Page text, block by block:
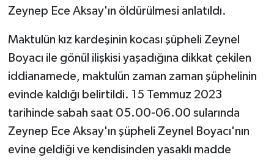
Zeynep Ece Aksay'ın öldürülmesi anlatıldı.
Maktulün kız kardeşinin kocası şüpheli Zeynel
Boyacı ile gönül ilişkisi yaşadığına dikkat çekilen
iddianamede, maktulün zaman zaman şüphelinin
evinde kaldığı belirtildi. 15 Temmuz 2023
tarihinde sabah saat 05.00-06.00 sularında
Zeynep Ece Aksay'ın şüpheli Zeynel Boyacı'nın
evine geldiği ve kendisinden yasaklı madde